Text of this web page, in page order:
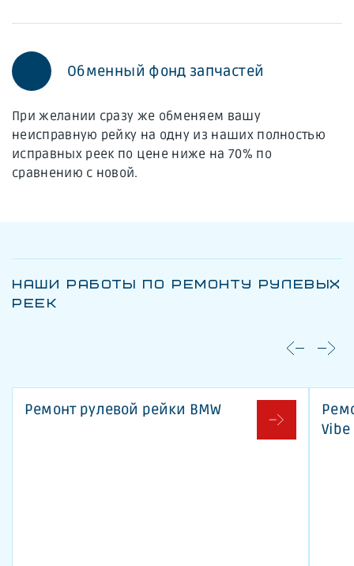
Обменный фонд запчастей
При желании сразу же обменяем вашу
неисправную рейку на одну из наших полностью
исправных реек по цене ниже на 70% по
сравнению с новой.
НАШИ РАБОТЫ ПО РЕМОНТУ РУЛЕВЫХ
РЕЕК
Ремонт рулевой рейки BMW
Vibe